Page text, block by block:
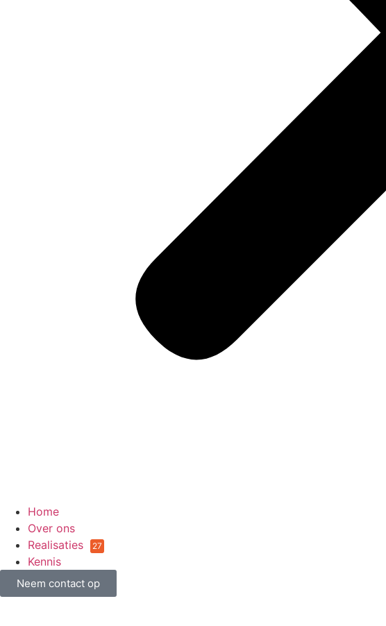
Home
Over ons
Realisaties
27
Kennis
Neem contact op